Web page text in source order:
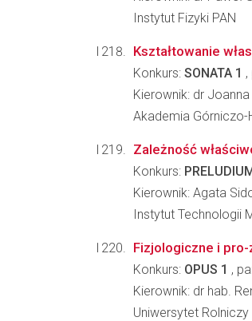
Instytut Fizyki PAN
Kształtowanie
Konkurs: SONATA 1 ,
Kierownik: dr
Akademia Górniczo-
Zależność
Konkurs:
Kierownik: Agata
Instytut Technologii
Fizjologiczne i
Konkurs: OPUS 1 ,
Kierownik: dr hab.
Uniwersytet Rolniczy